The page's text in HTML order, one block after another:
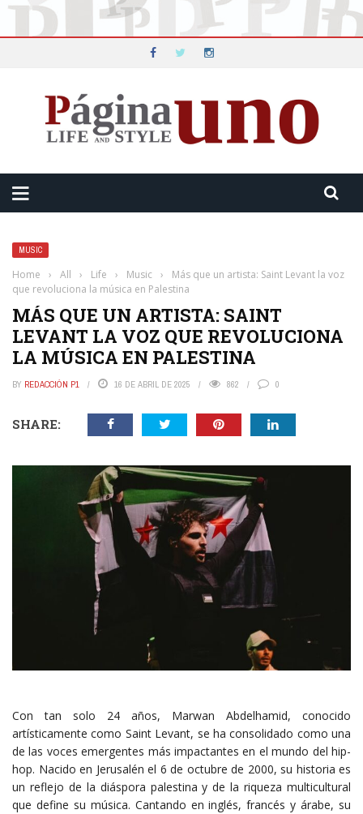
MUSIC
Home › All › Life › Music ›
Más que un artista: Saint Levant la voz
que revoluciona la música en Palestina
MÁS QUE UN ARTISTA: SAINT
LEVANT LA VOZ QUE REVOLUCIONA
LA MÚSICA EN PALESTINA
BY REDACCIÓN P1 16 DE ABRIL DE 2025 862 0
SHARE:
Con tan solo 24 años, Marwan Abdelhamid, conocido
artísticamente como Saint Levant, se ha consolidado como una
de las voces emergentes más impactantes en el mundo del hip-
hop. Nacido en Jerusalén el 6 de octubre de 2000, su historia es
un reflejo de la diáspora palestina y de la riqueza multicultural
que define su música. Cantando en inglés, francés y árabe, su